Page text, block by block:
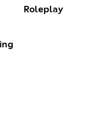
Roleplay